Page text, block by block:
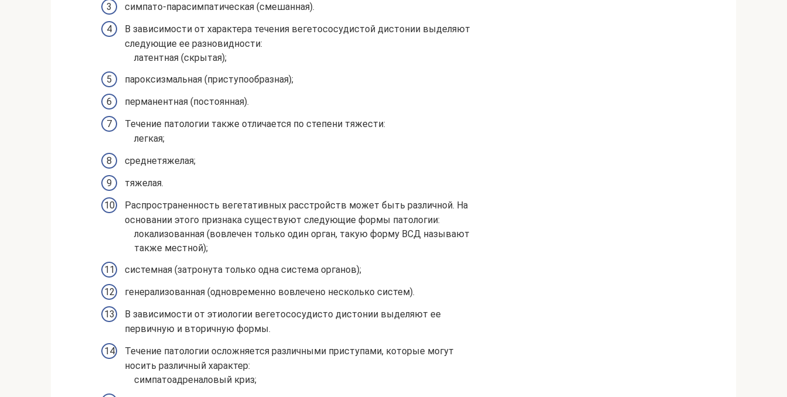
симпато-парасимпатическая (смешанная).
В зависимости от характера течения вегетососудистой дистонии выделяют
следующие ее разновидности:
латентная (скрытая);
пароксизмальная (приступообразная);
перманентная (постоянная).
Течение патологии также отличается по степени тяжести:
легкая;
среднетяжелая;
тяжелая.
Распространенность вегетативных расстройств может быть различной. На
основании этого признака существуют следующие формы патологии:
локализованная (вовлечен только один орган, такую форму ВСД называют
также местной);
системная (затронута только одна система органов);
генерализованная (одновременно вовлечено несколько систем).
В зависимости от этиологии вегетососудисто дистонии выделяют ее
первичную и вторичную формы.
Течение патологии осложняется различными приступами, которые могут
носить различный характер:
симпатоадреналовый криз;